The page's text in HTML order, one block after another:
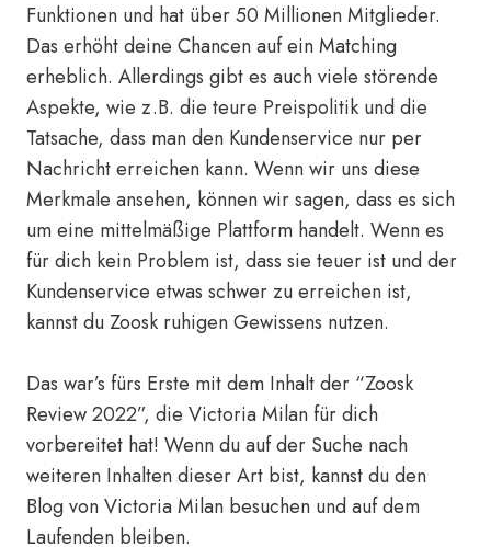
Funktionen und hat über 50 Millionen Mitglieder.
Das erhöht deine Chancen auf ein Matching
erheblich. Allerdings gibt es auch viele störende
Aspekte, wie z.B. die teure Preispolitik und die
Tatsache, dass man den Kundenservice nur per
Nachricht erreichen kann. Wenn wir uns diese
Merkmale ansehen, können wir sagen, dass es sich
um eine mittelmäßige Plattform handelt. Wenn es
für dich kein Problem ist, dass sie teuer ist und der
Kundenservice etwas schwer zu erreichen ist,
kannst du Zoosk ruhigen Gewissens nutzen.
Das war’s fürs Erste mit dem Inhalt der “Zoosk
Review 2022”, die Victoria Milan für dich
vorbereitet hat! Wenn du auf der Suche nach
weiteren Inhalten dieser Art bist, kannst du den
Blog von Victoria Milan besuchen und auf dem
Laufenden bleiben.